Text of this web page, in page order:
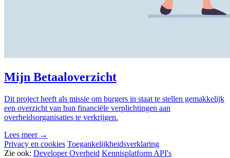
Mijn Betaaloverzicht
Dit project heeft als missie om burgers in staat te stellen gemakkelijk
een overzicht van hun financiële verplichtingen aan
overheidsorganisaties te verkrijgen.
Lees meer →
Privacy en cookies Toegankelijkheidsverklaring
Zie ook: Developer Overheid Kennisplatform API's